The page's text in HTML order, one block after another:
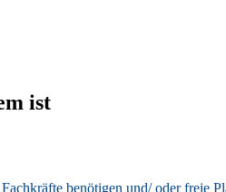
ist
benötigen und/ oder freie